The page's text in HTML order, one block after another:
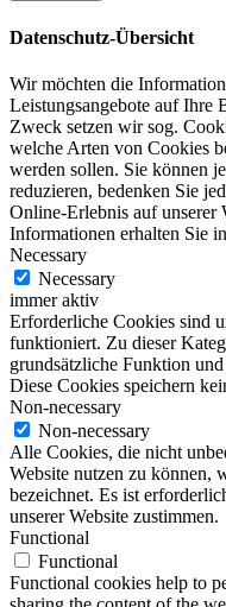
Datenschutz-Übersicht
Wir möchten die
Leistungsangebote auf Ihre
Zweck setzen wir sog.
welche Arten von Cookies
werden sollen. Sie können
reduzieren, bedenken Sie
Online-Erlebnis auf unserer
Informationen erhalten Sie
Necessary
Necessary
immer aktiv
Erforderliche Cookies sind
funktioniert. Zu dieser
grundsätzliche Funktion
Diese Cookies speichern
Non-necessary
Non-necessary
Alle Cookies, die nicht
Website nutzen zu können,
bezeichnet. Es ist
unserer Website zustimmen.
Functional
Functional
Functional cookies help to